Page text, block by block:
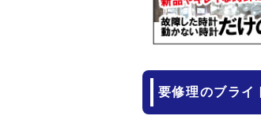
要修理のブライ